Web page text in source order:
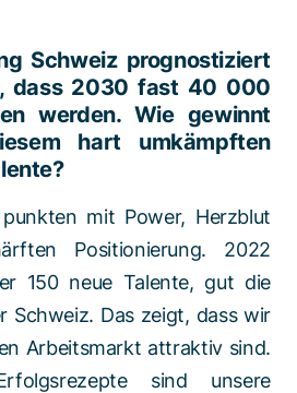
Schweiz prognostiziert
dass 2030 fast 40 000
werden. Wie gewinnt
hart umkämpften
mit Power, Herzblut
Positionierung. 2022
150 neue Talente, gut die
Schweiz. Das zeigt, dass wir
Arbeitsmarkt attraktiv sind.
sind unsere